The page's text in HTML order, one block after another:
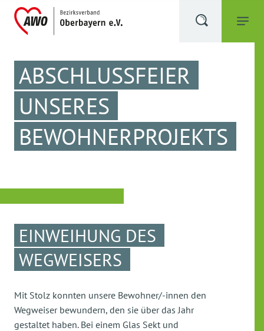
ABSCHLUSSFEIER
UNSERES
BEWOHNERPROJEKTS
EINWEIHUNG DES
WEGWEISERS
Mit Stolz konnten unsere Bewohner/-innen den
Wegweiser bewundern, den sie über das Jahr
gestaltet haben. Bei einem Glas Sekt und